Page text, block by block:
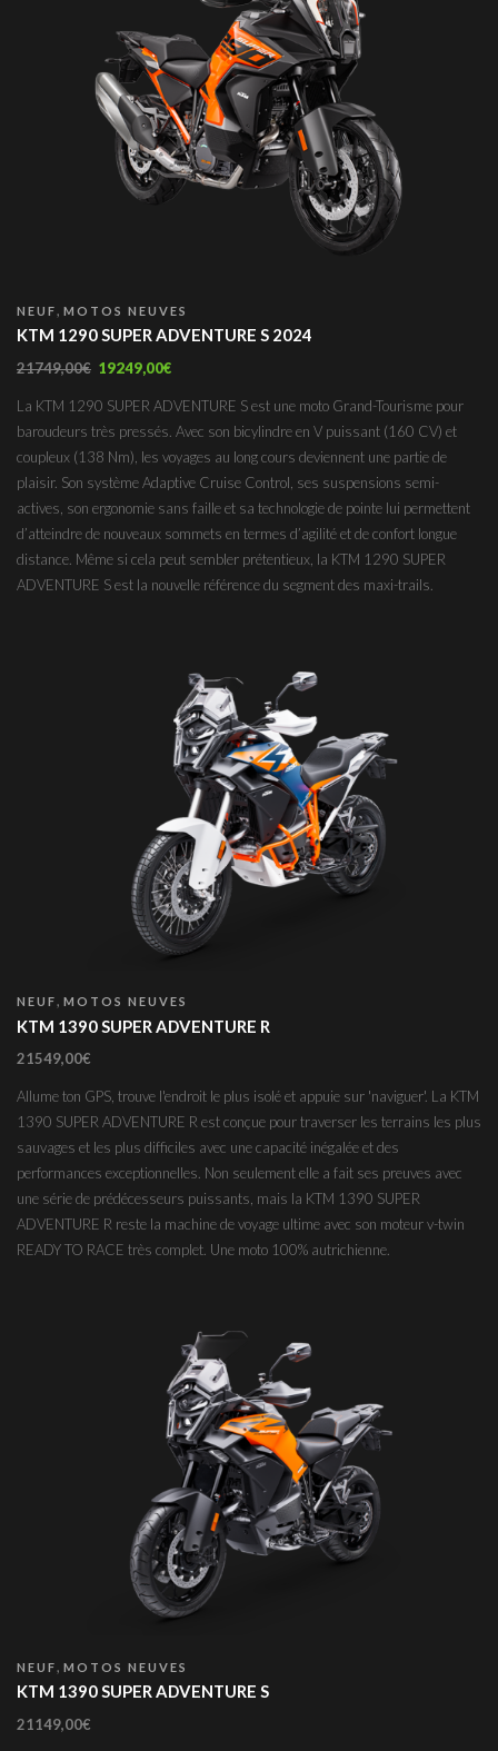
NEUF, MOTOS NEUVES
KTM 1290 SUPER ADVENTURE S 2024
21749,00€ 19249,00€
La KTM 1290 SUPER ADVENTURE S est une moto Grand-Tourisme pour
baroudeurs très pressés. Avec son bicylindre en V puissant (160 CV) et
coupleux (138 Nm), les voyages au long cours deviennent une partie de
plaisir. Son système Adaptive Cruise Control, ses suspensions semi-
actives, son ergonomie sans faille et sa technologie de pointe lui permettent
d’atteindre de nouveaux sommets en termes d’agilité et de confort longue
distance. Même si cela peut sembler prétentieux, la KTM 1290 SUPER
ADVENTURE S est la nouvelle référence du segment des maxi-trails.
NEUF, MOTOS NEUVES
KTM 1390 SUPER ADVENTURE R
21549,00€
Allume ton GPS, trouve l'endroit le plus isolé et appuie sur 'naviguer'. La KTM
1390 SUPER ADVENTURE R est conçue pour traverser les terrains les plus
sauvages et les plus difficiles avec une capacité inégalée et des
performances exceptionnelles. Non seulement elle a fait ses preuves avec
une série de prédécesseurs puissants, mais la KTM 1390 SUPER
ADVENTURE R reste la machine de voyage ultime avec son moteur v-twin
READY TO RACE très complet. Une moto 100% autrichienne.
NEUF, MOTOS NEUVES
KTM 1390 SUPER ADVENTURE S
21149,00€